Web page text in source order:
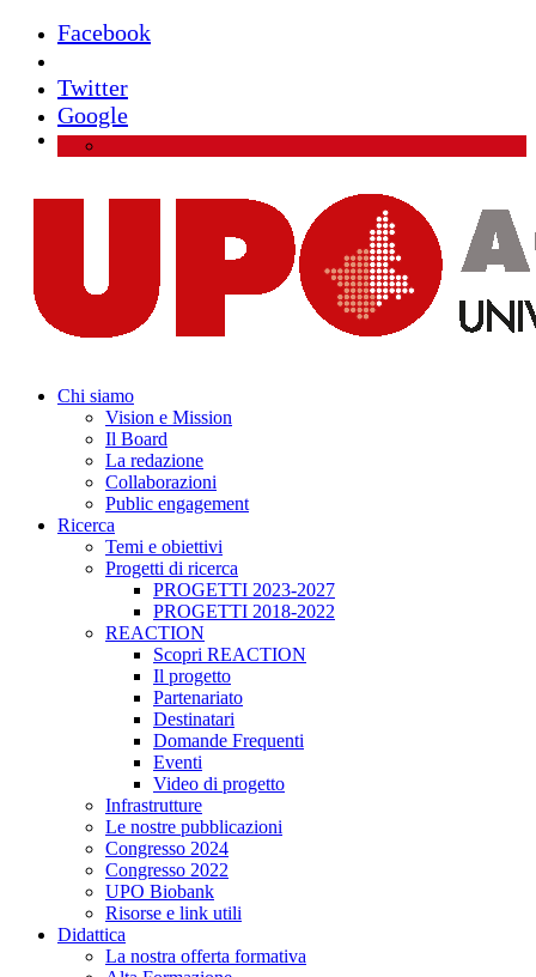
Facebook
Twitter
Google
Chi siamo
Vision e Mission
Il Board
La redazione
Collaborazioni
Public engagement
Ricerca
Temi e obiettivi
Progetti di ricerca
PROGETTI 2023-2027
PROGETTI 2018-2022
REACTION
Scopri REACTION
Il progetto
Partenariato
Destinatari
Domande Frequenti
Eventi
Video di progetto
Infrastrutture
Le nostre pubblicazioni
Congresso 2024
Congresso 2022
UPO Biobank
Risorse e link utili
Didattica
La nostra offerta formativa